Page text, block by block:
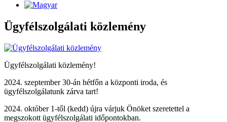
Ügyfélszolgálati közlemény
Ügyfélszolgálati közlemény!
2024. szeptember 30-án hétfőn a központi iroda, és
ügyfélszolgálatunk zárva tart!
2024. október 1-től (kedd) újra várjuk Önöket szeretettel a
megszokott ügyfélszolgálati időpontokban.